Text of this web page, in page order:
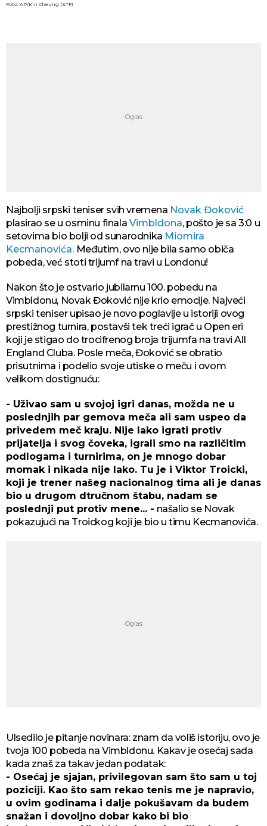
Foto: AP/Kin Cheung (STF)
Najbolji srpski teniser svih vremena Novak Đoković
plasirao se u osminu finala Vimbldona, pošto je sa 3:0 u
setovima bio bolji od sunarodnika Miomira
Kecmanovića. Međutim, ovo nije bila samo običa
pobeda, već stoti trijumf na travi u Londonu!
Nakon što je ostvario jubilarnu 100. pobedu na
Vimbldonu, Novak Đoković nije krio emocije. Najveći
srpski teniser upisao je novo poglavlje u istoriji ovog
prestižnog turnira, postavši tek treći igrač u Open eri
koji je stigao do trocifrenog broja trijumfa na travi All
England Cluba. Posle meča, Đoković se obratio
prisutnima i podelio svoje utiske o meču i ovom
velikom dostignuću:
- Uživao sam u svojoj igri danas, možda ne u
poslednjih par gemova meča ali sam uspeo da
privedem meč kraju. Nije lako igrati protiv
prijatelja i svog čoveka, igrali smo na različitim
podlogama i turnirima, on je mnogo dobar
momak i nikada nije lako. Tu je i Viktor Troicki,
koji je trener našeg nacionalnog tima ali je danas
bio u drugom dtručnom štabu, nadam se
poslednji put protiv mene... - našalio se Novak
pokazujući na Troickog koji je bio u timu Kecmanovića.
Ulsedilo je pitanje novinara: znam da voliš istoriju, ovo je
tvoja 100 pobeda na Vimbldonu. Kakav je osećaj sada
kada znaš za takav jedan podatak:
- Osećaj je sjajan, privilegovan sam što sam u toj
poziciji. Kao što sam rekao tenis me je napravio,
u ovim godinama i dalje pokušavam da budem
snažan i dovoljno dobar kako bi bio